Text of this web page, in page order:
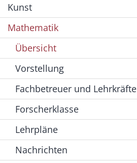
Kunst
Mathematik
Übersicht
Vorstellung
Fachbetreuer und Lehrkräfte
Forscherklasse
Lehrpläne
Nachrichten